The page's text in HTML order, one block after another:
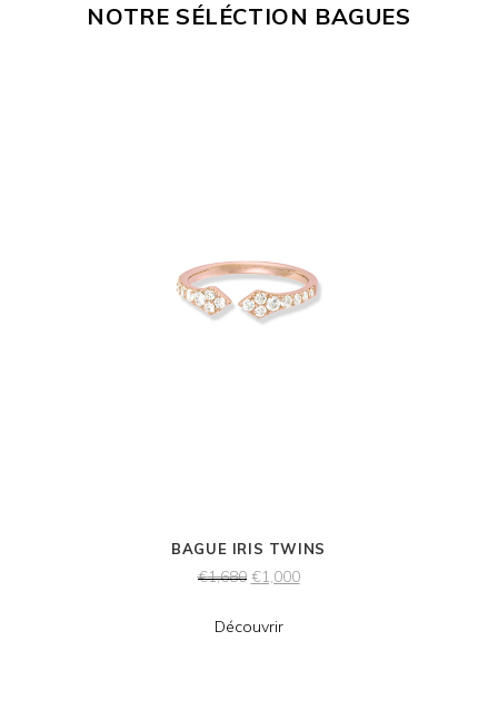
NOTRE SÉLÉCTION BAGUES
BAGUE IRIS TWINS
€1,680 €1,000
Découvrir